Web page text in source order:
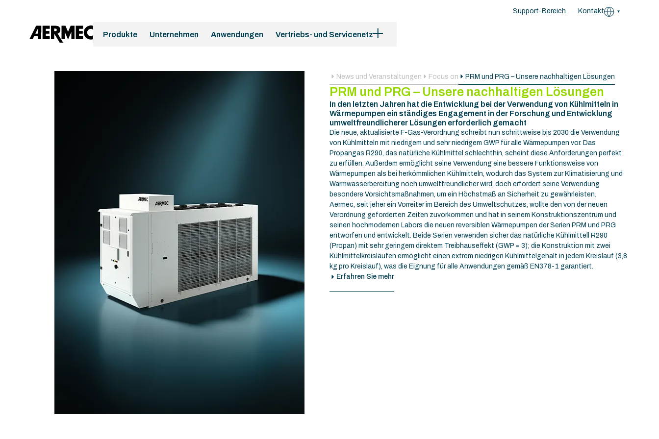
Support-Bereich Kontakt
Produkte Unternehmen Anwendungen Vertriebs- und Servicenetz
News und Veranstaltungen Focus on PRM und PRG – Unsere nachhaltigen Lösungen
PRM und PRG – Unsere nachhaltigen Lösungen
In den letzten Jahren hat die Entwicklung bei der Verwendung von Kühlmitteln in
Wärmepumpen ein ständiges Engagement in der Forschung und Entwicklung
umweltfreundlicherer Lösungen erforderlich gemacht
Die neue, aktualisierte F-Gas-Verordnung schreibt nun schrittweise bis 2030 die Verwendung
von Kühlmitteln mit niedrigem und sehr niedrigem GWP für alle Wärmepumpen vor. Das
Propangas R290, das natürliche Kühlmittel schlechthin, scheint diese Anforderungen perfekt
zu erfüllen. Außerdem ermöglicht seine Verwendung eine bessere Funktionsweise von
Wärmepumpen als bei herkömmlichen Kühlmitteln, wodurch das System zur Klimatisierung und
Warmwasserbereitung noch umweltfreundlicher wird, doch erfordert seine Verwendung
besondere Vorsichtsmaßnahmen, um ein Höchstmaß an Sicherheit zu gewährleisten.
Aermec, seit jeher ein Vorreiter im Bereich des Umweltschutzes, wollte den von der neuen
Verordnung geforderten Zeiten zuvorkommen und hat in seinem Konstruktionszentrum und
seinen hochmodernen Labors die neuen reversiblen Wärmepumpen der Serien PRM und PRG
entworfen und entwickelt. Beide Serien verwenden sicher das natürliche Kühlmittell R290
(Propan) mit sehr geringem direktem Treibhauseffekt (GWP = 3); die Konstruktion mit zwei
Kühlmittelkreisläufen ermöglicht einen extrem niedrigen Kühlmittelgehalt in jedem Kreislauf (3,8
kg pro Kreislauf), was die Eignung für alle Anwendungen gemäß EN378-1 garantiert.
Erfahren Sie mehr